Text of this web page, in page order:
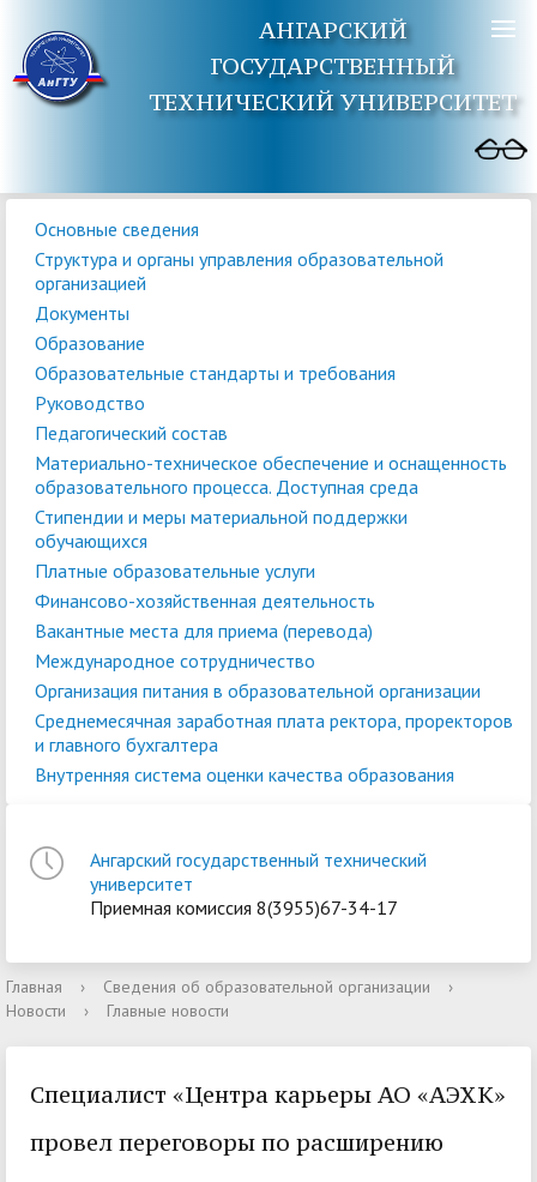
АНГАРСКИЙ
ГОСУДАРСТВЕННЫЙ
ТЕХНИЧЕСКИЙ УНИВЕРСИТЕТ
Основные сведения
Структура и органы управления образовательной
организацией
Документы
Образование
Образовательные стандарты и требования
Руководство
Педагогический состав
Материально-техническое обеспечение и оснащенность
образовательного процесса. Доступная среда
Стипендии и меры материальной поддержки
обучающихся
Платные образовательные услуги
Финансово-хозяйственная деятельность
Вакантные места для приема (перевода)
Международное сотрудничество
Организация питания в образовательной организации
Среднемесячная заработная плата ректора, проректоров
и главного бухгалтера
Внутренняя система оценки качества образования
Ангарский государственный технический
университет
Приемная комиссия 8(3955)67-34-17
Главная › Сведения об образовательной организации
›
Новости
› Главные новости
Специалист «Центра карьеры АО «АЭХК»
провел переговоры по расширению